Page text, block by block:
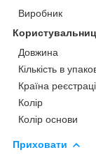
Виробник
Довжина
Кількість в
Країна
Колір
Колір основи
Приховати